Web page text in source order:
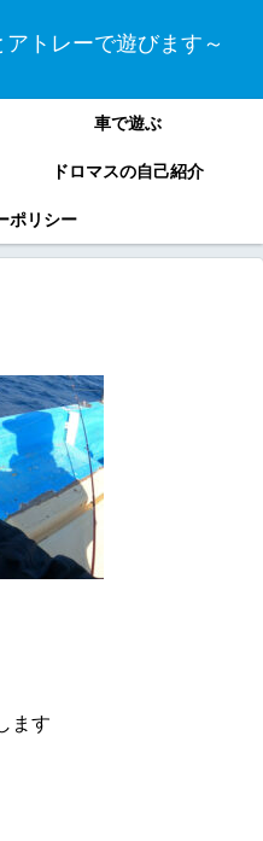
トレーで遊びます～
車で遊ぶ
ドロマスの自己紹介
ポリシー
ます